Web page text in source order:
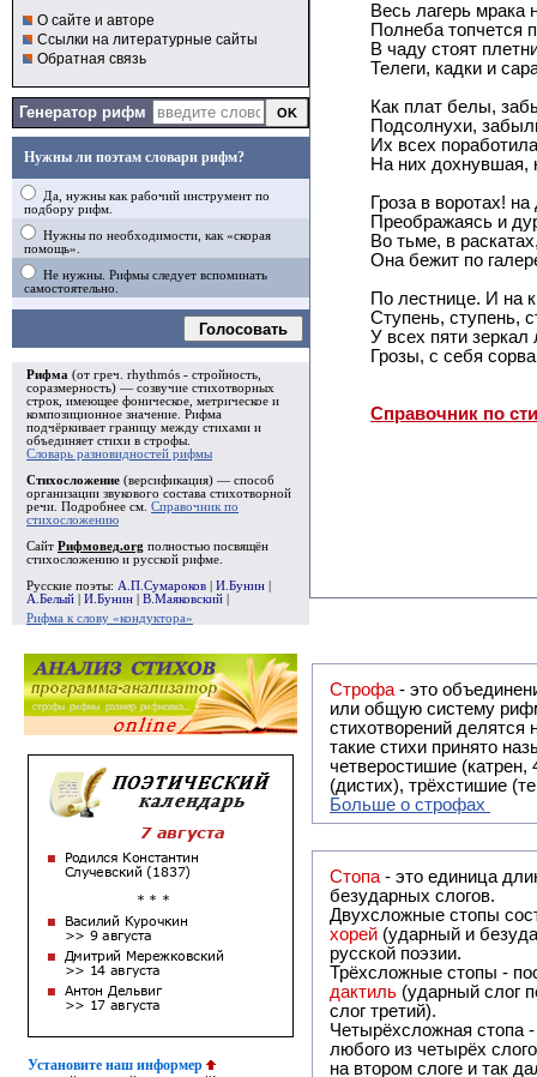
О сайте и авторе
Ссылки на литературные сайты
Обратная связь
Генератор рифм
Нужны ли поэтам словари рифм?
Да, нужны как рабочий инструмент по
подбору рифм.
Нужны по необходимости, как «скорая
помощь».
Не нужны. Рифмы следует вспоминать
самостоятельно.
Голосовать
Рифма (от греч. rhythmós - стройность,
соразмерность) — созвучие стихотворных
строк, имеющее фоническое, метрическое и
композиционное значение. Рифма
подчёркивает границу между стихами и
объединяет стихи в строфы
Словарь разновидностей рифмы
Стихосложение (версификация) — способ
организации звукового состава стихотворной
речи. Подробнее см. Справочник по
стихосложению
Сайт Рифмовед.org полностью посвящён
стихосложению и русской рифме.
Русские поэты: А.П.Сумароков И.Бунин
А.Белый
И.Бунин В.Маяковский
Рифма к слову «кондуктора»
Установите наш информер
Весь лагерь мрака
Полнеба топчется
В чаду стоят
Телеги, кадки и
Как плат белы,
Подсолнухи,
Их всех
На них дохнувшая,
Гроза в воротах! на
Преображаясь и
Во тьме, в
Она бежит по
По лестнице. И на
Ступень, ступень,
У всех пяти зеркал
Грозы, с себя
Справочник по
Строфа - это объединение двух
или общую систему рифм, и регулярно или периодически
стихотворений делятся на строфы и т.о. являются строфическими.
такие стихи принято называть астрофическими. Самая популярная строфа в русской поэзии -
четверостишие
(дистих), трёхстишие
Больше о строфах
Стопа - это единица
безударных слогов.
Двухсложные стопы
хорей (ударный и
русской поэзии.
Трёхсложные стопы -
дактиль (ударный слог
слог третий).
Четырёхсложная стопа
любого из четырёх
на втором слоге и так